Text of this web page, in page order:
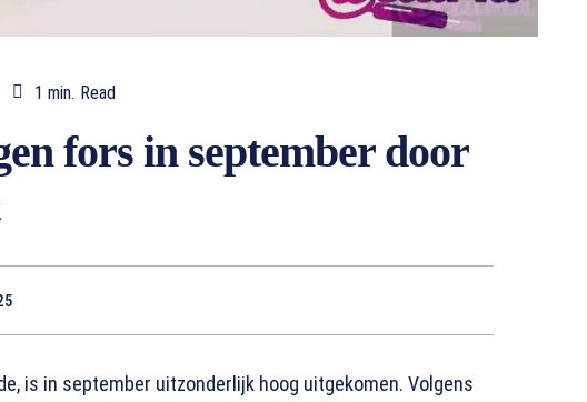
1 min. Read
fors in september door
is in september uitzonderlijk hoog uitgekomen. Volgens